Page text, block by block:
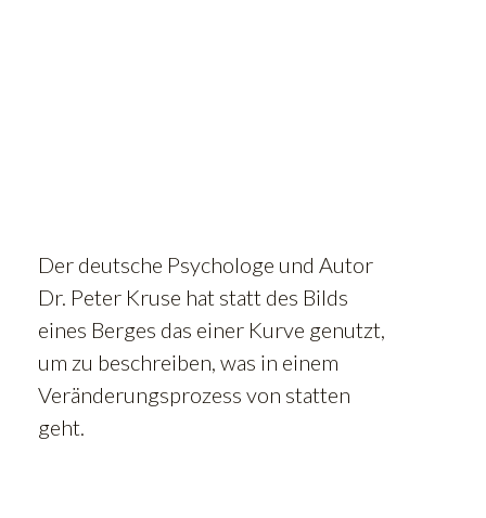
Der deutsche Psychologe und Autor
Dr. Peter Kruse hat statt des Bilds
eines Berges das einer Kurve genutzt,
um zu beschreiben, was in einem
Veränderungsprozess von statten
geht.